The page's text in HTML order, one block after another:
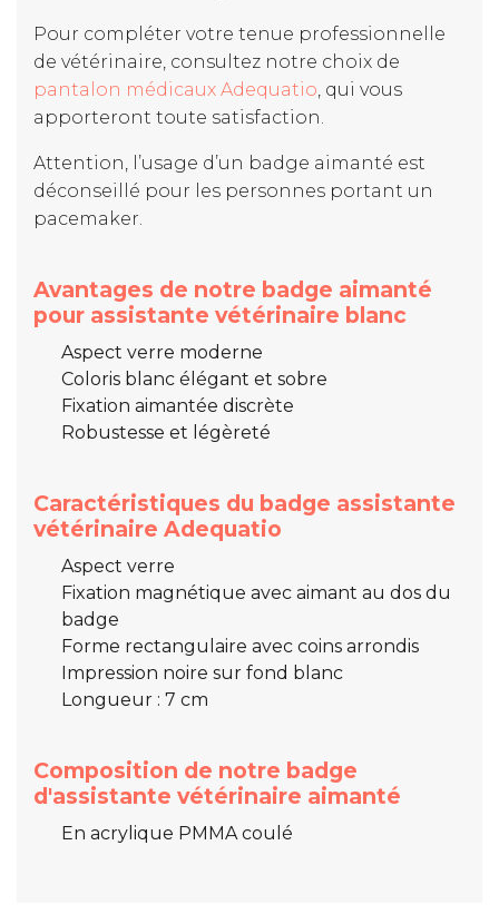
Pour compléter votre tenue professionnelle
de vétérinaire, consultez notre choix de
pantalon médicaux Adequatio, qui vous
apporteront toute satisfaction.
Attention, l’usage d’un badge aimanté est
déconseillé pour les personnes portant un
pacemaker.
Avantages de notre badge aimanté
pour assistante vétérinaire blanc
Aspect verre moderne
Coloris blanc élégant et sobre
Fixation aimantée discrète
Robustesse et légèreté
Caractéristiques du badge assistante
vétérinaire Adequatio
Aspect verre
Fixation magnétique avec aimant au dos du
badge
Forme rectangulaire avec coins arrondis
Impression noire sur fond blanc
Longueur : 7 cm
Composition de notre badge
d'assistante vétérinaire aimanté
En acrylique PMMA coulé